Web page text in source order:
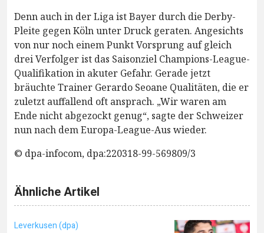
Denn auch in der Liga ist Bayer durch die Derby-
Pleite gegen Köln unter Druck geraten. Angesichts
von nur noch einem Punkt Vorsprung auf gleich
drei Verfolger ist das Saisonziel Champions-League-
Qualifikation in akuter Gefahr. Gerade jetzt
bräuchte Trainer Gerardo Seoane Qualitäten, die er
zuletzt auffallend oft ansprach. „Wir waren am
Ende nicht abgezockt genug“, sagte der Schweizer
nun nach dem Europa-League-Aus wieder.
© dpa-infocom, dpa:220318-99-569809/3
Ähnliche Artikel
Leverkusen (dpa)